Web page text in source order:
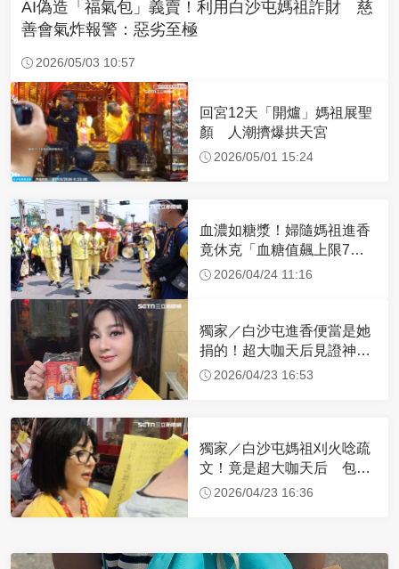
AI偽造「福氣包」義賣！利用白沙屯媽祖詐財 慈
善會氣炸報警：惡劣至極
2026/05/03 10:57
回宮12天「開爐」媽祖展聖
顏 人潮擠爆拱天宮
2026/05/01 15:24
血濃如糖漿！婦隨媽祖進香
竟休克「血糖值飆上限7
倍」 醫曝原因
2026/04/24 11:16
獨家／白沙屯進香便當是她
捐的！超大咖天后見證神
蹟 一靠近媽祖就爆哭
2026/04/23 16:53
獨家／白沙屯媽祖刈火唸疏
文！竟是超大咖天后 包尿
布忍尿5小時不喊累
2026/04/23 16:36